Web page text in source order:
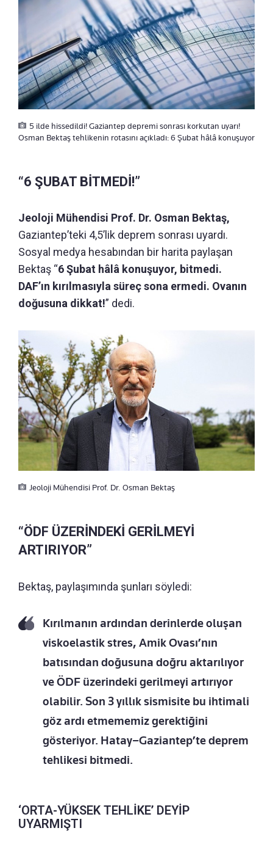
5 ilde hissedildi! Gaziantep depremi sonrası korkutan uyarı!
Osman Bektaş tehlikenin rotasını açıkladı: 6 Şubat hâlâ konuşuyor
“6 ŞUBAT BİTMEDİ!”
Jeoloji Mühendisi Prof. Dr. Osman Bektaş,
Gaziantep’teki 4,5’lik deprem sonrası uyardı.
Sosyal medya hesabından bir harita paylaşan
Bektaş “6 Şubat hâlâ konuşuyor, bitmedi.
DAF’ın kırılmasıyla süreç sona ermedi. Ovanın
doğusuna dikkat!” dedi.
Jeoloji Mühendisi Prof. Dr. Osman Bektaş
“ÖDF ÜZERİNDEKİ GERİLMEYİ
ARTIRIYOR”
Bektaş, paylaşımında şunları söyledi:
Kırılmanın ardından derinlerde oluşan
viskoelastik stres, Amik Ovası’nın
batısından doğusuna doğru aktarılıyor
ve ÖDF üzerindeki gerilmeyi artırıyor
olabilir. Son 3 yıllık sismisite bu ihtimali
göz ardı etmememiz gerektiğini
gösteriyor. Hatay–Gaziantep’te deprem
tehlikesi bitmedi.
‘ORTA-YÜKSEK TEHLİKE’ DEYİP
UYARMIŞTI